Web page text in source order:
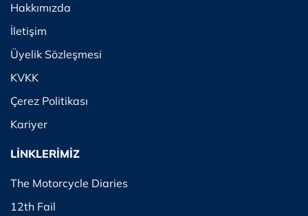
Hakkımızda
İletişim
Üyelik Sözleşmesi
KVKK
Çerez Politikası
Kariyer
LİNKLERİMİZ
The Motorcycle Diaries
12th Fail